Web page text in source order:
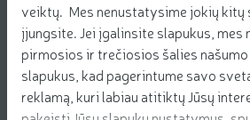
veiktų. Mes nenustatysime jokių kitų
įjungsite. Jei įgalinsite slapukus, mes
pirmosios ir trečiosios šalies
slapukus, kad pagerintume savo
reklamą, kuri labiau atitiktų Jūsų